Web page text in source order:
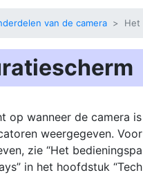
van de camera Het
op wanneer de camera
weergegeven.
zie “Het
in het hoofdstuk